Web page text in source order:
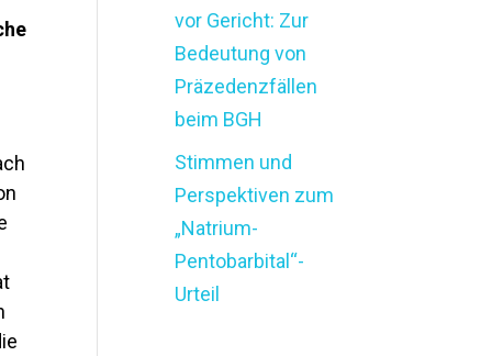
vor Gericht: Zur
Bedeutung von
Präzedenzfällen
beim BGH
Stimmen und
Perspektiven zum
„Natrium-
Pentobarbital“-
Urteil